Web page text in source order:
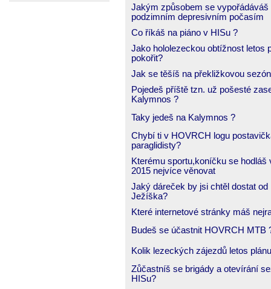
Jakým způsobem se vypořádáváš
podzimním depresivním počasím
Co říkáš na piáno v HISu ?
Jako hololezeckou obtížnost letos
pokořit?
Jak se těšíš na překližkovou
Pojedeš příště tzn. už pošesté
Kalymnos ?
Taky jedeš na Kalymnos ?
Chybí ti v HOVRCH logu
paraglidisty?
Kterému sportu,koníčku se hodláš
2015 nejvíce věnovat
Jaký dáreček by jsi chtěl dostat od
Ježíška?
Které internetové stránky máš
Budeš se účastnit HOVRCH MTB
Kolik lezeckých zájezdů letos
Zůčastníš se brigády a otevírání
HISu?